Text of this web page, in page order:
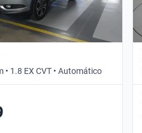
• 1.8 EX CVT • Automático